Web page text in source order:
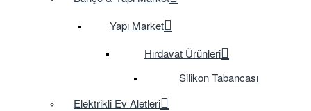
Yapı Market
Hırdavat Ürünleri
Silikon Tabancası
Elektrikli Ev Aletleri